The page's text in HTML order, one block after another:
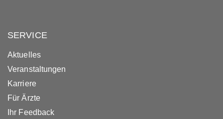
SERVICE
Aktuelles
Veranstaltungen
Karriere
Für Ärzte
Ihr Feedback